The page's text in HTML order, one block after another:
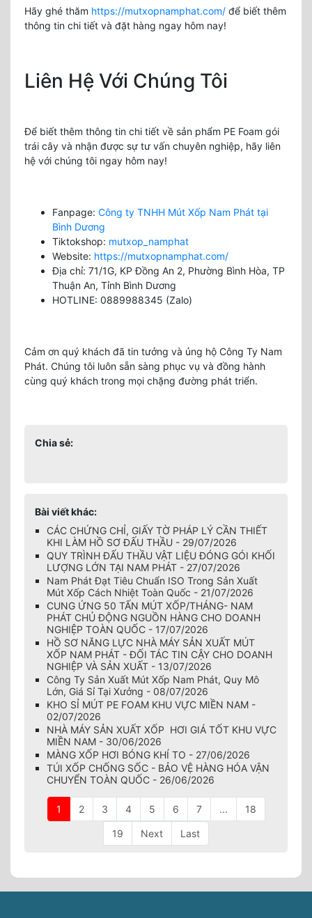
Hãy ghé thăm https://mutxopnamphat.com/ để biết thêm
thông tin chi tiết và đặt hàng ngay hôm nay!
Liên Hệ Với Chúng Tôi
Để biết thêm thông tin chi tiết về sản phẩm PE Foam gói
trái cây và nhận được sự tư vấn chuyên nghiệp, hãy liên
hệ với chúng tôi ngay hôm nay!
Fanpage: Công ty TNHH Mút Xốp Nam Phát tại
Bình Dương
Tiktokshop: mutxop_namphat
Website: https://mutxopnamphat.com/
Địa chỉ: 71/1G, KP Đồng An 2, Phường Bình Hòa, TP
Thuận An, Tỉnh Bình Dương
HOTLINE: 0889988345 (Zalo)
Cảm ơn quý khách đã tin tưởng và ủng hộ Công Ty Nam
Phát. Chúng tôi luôn sẵn sàng phục vụ và đồng hành
cùng quý khách trong mọi chặng đường phát triển.
Chia sẻ:
Bài viết khác:
CÁC CHỨNG CHỈ, GIẤY TỜ PHÁP LÝ CẦN THIẾT
KHI LÀM HỒ SƠ ĐẤU THẦU - 29/07/2026
QUY TRÌNH ĐẤU THẦU VẬT LIỆU ĐÓNG GÓI KHỐI
LƯỢNG LỚN TẠI NAM PHÁT - 27/07/2026
Nam Phát Đạt Tiêu Chuẩn ISO Trong Sản Xuất
Mút Xốp Cách Nhiệt Toàn Quốc - 21/07/2026
CUNG ỨNG 50 TẤN MÚT XỐP/THÁNG- NAM
PHÁT CHỦ ĐỘNG NGUỒN HÀNG CHO DOANH
NGHIỆP TOÀN QUỐC - 17/07/2026
HỒ SƠ NĂNG LỰC NHÀ MÁY SẢN XUẤT MÚT
XỐP NAM PHÁT - ĐỐI TÁC TIN CẬY CHO DOANH
NGHIỆP VÀ SẢN XUẤT - 13/07/2026
Công Ty Sản Xuất Mút Xốp Nam Phát, Quy Mô
Lớn, Giá Sỉ Tại Xưởng - 08/07/2026
KHO SỈ MÚT PE FOAM KHU VỰC MIỀN NAM -
02/07/2026
NHÀ MÁY SẢN XUẤT XỐP HƠI GIÁ TỐT KHU VỰC
MIỀN NAM - 30/06/2026
MÀNG XỐP HƠI BÓNG KHÍ TO - 27/06/2026
TÚI XỐP CHỐNG SỐC - BẢO VỆ HÀNG HÓA VẬN
CHUYỂN TOÀN QUỐC - 26/06/2026
1 2 3 4 5 6 7 ... 18
19 Next Last